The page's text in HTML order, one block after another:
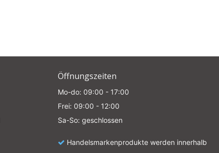
Öffnungszeiten
Mo-do: 09:00 - 17:00
Frei: 09:00 - 12:00
Sa-So: geschlossen
Handelsmarkenprodukte werden innerhalb